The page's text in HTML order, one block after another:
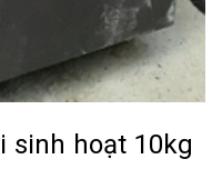
sinh hoạt 10kg